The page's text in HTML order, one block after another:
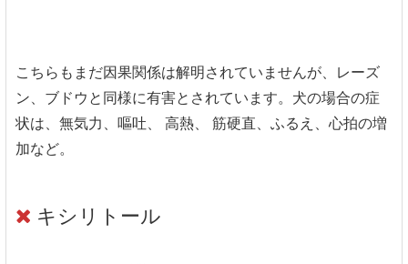
こちらもまだ因果関係は解明されていませんが、レーズ
ン、ブドウと同様に有害とされています。犬の場合の症
状は、無気力、嘔吐、 高熱、 筋硬直、ふるえ、心拍の増
加など。
キシリトール